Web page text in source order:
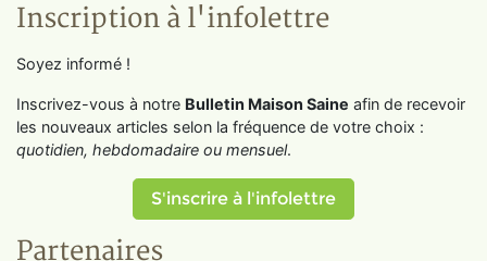
Inscription à l'infolettre
Soyez informé !
Inscrivez-vous à notre Bulletin Maison Saine afin de recevoir
les nouveaux articles selon la fréquence de votre choix :
quotidien, hebdomadaire ou mensuel.
S'inscrire à l'infolettre
Partenaires